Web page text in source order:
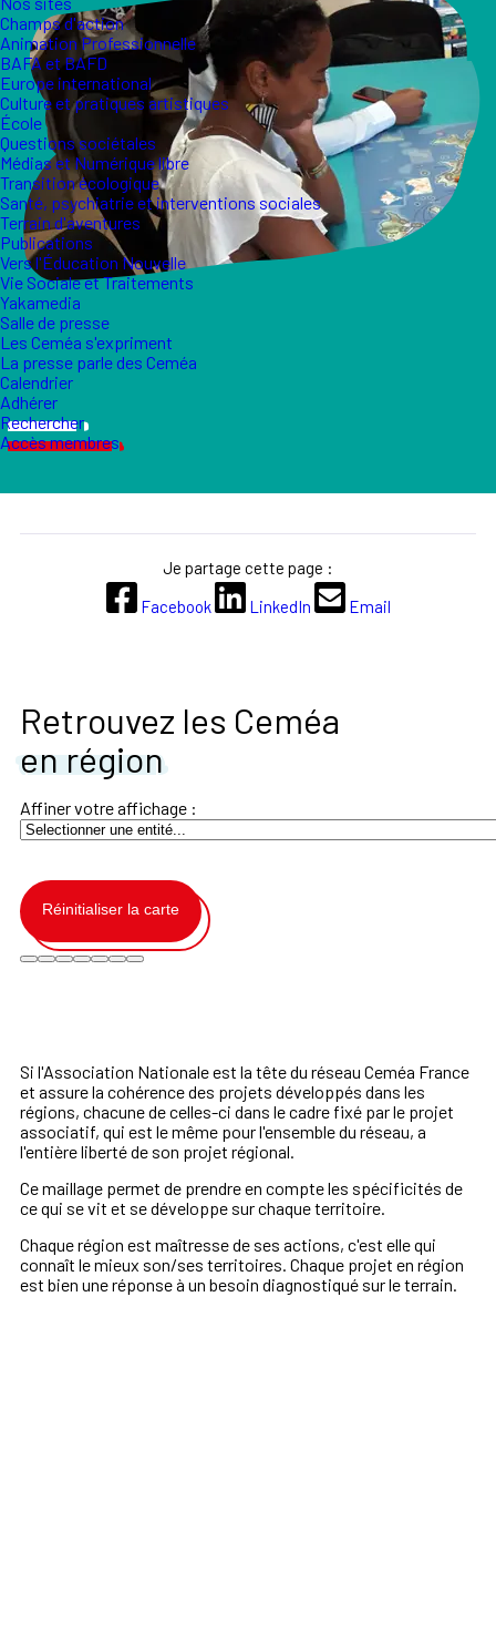
Champs d'action
Animation Professionnelle
BAFA et BAFD
Europe international
Culture et pratiques artistiques
École
Questions sociétales
Médias et Numérique libre
Transition écologique
Santé, psychiatrie et interventions sociales
Terrain d'aventures
Publications
Vers l'Éducation Nouvelle
Vie Sociale et Traitements
Yakamedia
Salle de presse
Les Ceméa s'expriment
La presse parle des Ceméa
Calendrier
Adhérer
Rechercher
Accès membres
Retrouvez les Ceméa
en région
Affiner votre affichage :
Réinitialiser la carte
Si l'Association Nationale est la têtedu réseau Ceméa France
et assure la cohérence des projets développés dans les
régions, chacune de celles-ci dans le cadre fixé par le projet
associatif, qui est le même pour l'ensemble du réseau, a
l'entière liberté de son projet régional.
Ce maillage permet de prendre en compte les spécificités de
ce qui se vit et se développe sur chaque territoire.
Chaque région est maîtresse de ses actions, c'est elle qui
connaît le mieux son/ses territoires. Chaque projet en région
est bien une réponse à un besoin diagnostiqué sur le terrain.
Je partage cette page :
Facebook
LinkedIn Email